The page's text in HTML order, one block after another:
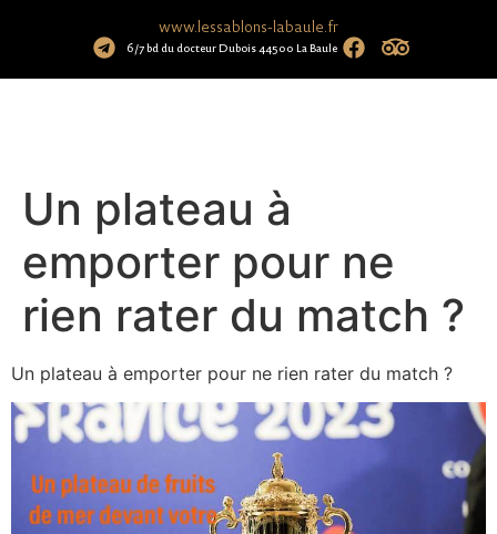
www.lessablons-labaule.fr
6/7 bd du docteur Dubois 44500 La Baule
Un plateau à
emporter pour ne
rien rater du match ?
Un plateau à emporter pour ne rien rater du match ?